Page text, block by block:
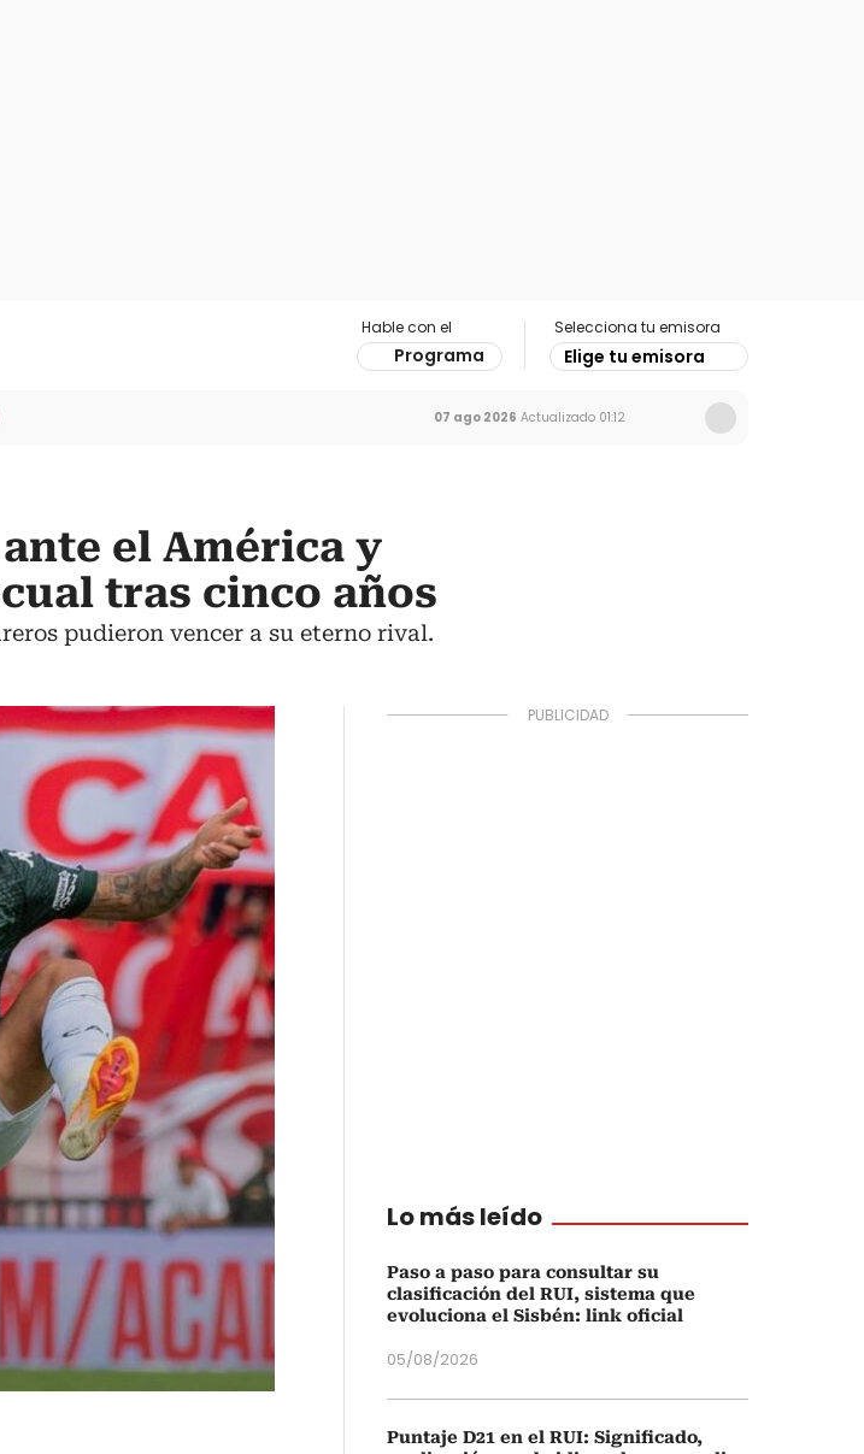
Hable con el
Programa
Selecciona tu emisora
Elige tu emisora
07 ago 2026 Actualizado 01:12
el América y
tras cinco años
pudieron vencer a su eterno rival.
Lo más leído
Paso a paso para consultar su
clasificación del RUI, sistema que
evoluciona el Sisbén: link oficial
05/08/2026
Puntaje D21 en el RUI: Significado,